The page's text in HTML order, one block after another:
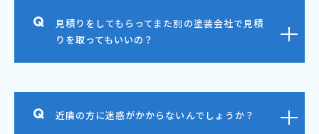
見積りをしてもらってまた別の塗装会社で見積
りを取ってもいいの？
近隣の方に迷惑がかからないんでしょうか？